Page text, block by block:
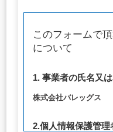
このフォームで
について
1. 事業者の氏名又
株式会社バレッグス
2.個人情報保護管